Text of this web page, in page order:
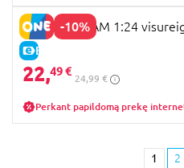
-10%
E-KAINA
MONSTER JAM 1:24
22,49 €
24,99 €
Perkant papildomą prekę
1 2